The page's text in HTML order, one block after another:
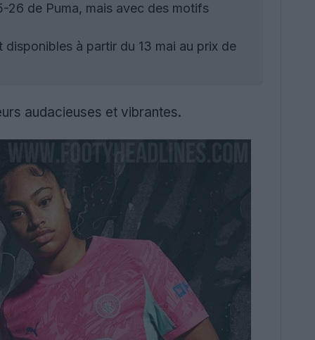
de Puma, mais avec des motifs
à partir du 13 mai au prix de
audacieuses et vibrantes.